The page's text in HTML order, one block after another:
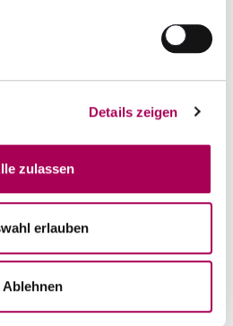
Details zeigen
zulassen
erlauben
Ablehnen
Warenkorb